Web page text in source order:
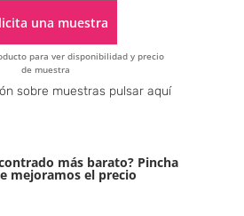
una muestra
para ver disponibilidad y precio
de muestra
Alternative:
sobre muestras pulsar aquí
más barato? Pincha
mejoramos el precio